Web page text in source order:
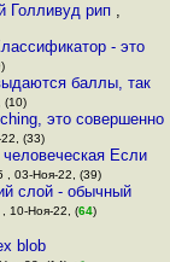
Голливуд рип ,
- это
баллы, так
(10)
это совершенно
(33)
Если
, 03-Ноя-22, (39)
слой - обычный
10-Ноя-22, (64)
blob